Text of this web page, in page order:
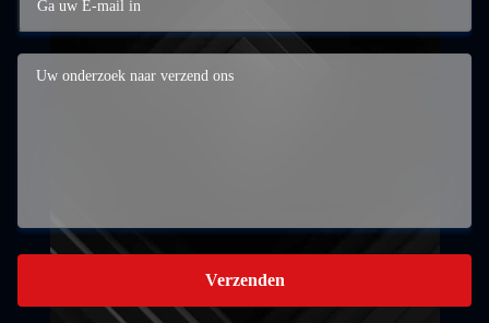
Verzenden